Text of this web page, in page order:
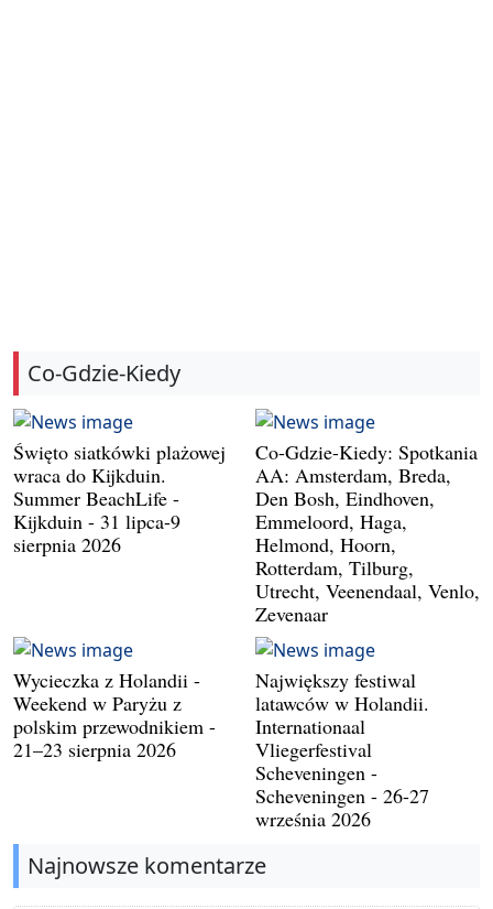
Co-Gdzie-Kiedy
Święto siatkówki plażowej
wraca do Kijkduin.
Summer BeachLife -
Kijkduin - 31 lipca-9
sierpnia 2026
Co-Gdzie-Kiedy: Spotkania
AA: Amsterdam, Breda,
Den Bosh, Eindhoven,
Emmeloord, Haga,
Helmond, Hoorn,
Rotterdam, Tilburg,
Utrecht, Veenendaal, Venlo,
Zevenaar
Wycieczka z Holandii -
Weekend w Paryżu z
polskim przewodnikiem -
21–23 sierpnia 2026
Największy festiwal
latawców w Holandii.
Internationaal
Vliegerfestival
Scheveningen -
Scheveningen - 26-27
września 2026
Najnowsze komentarze